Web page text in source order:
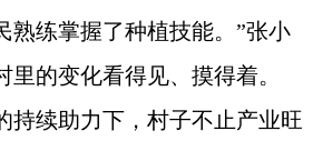
熟练掌握了种植技能。”张小
里的变化看得见、摸得着。
持续助力下，村子不止产业旺